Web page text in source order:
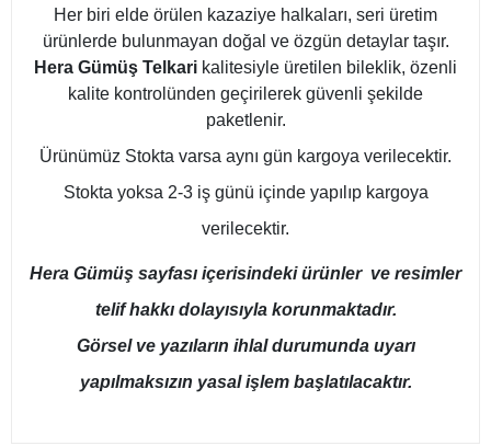
Her biri elde örülen kazaziye halkaları, seri üretim
ürünlerde bulunmayan doğal ve özgün detaylar taşır.
Hera Gümüş Telkari kalitesiyle üretilen bileklik, özenli
kalite kontrolünden geçirilerek güvenli şekilde
paketlenir.
Ürünümüz Stokta varsa aynı gün kargoya verilecektir.
Stokta yoksa 2-3 iş günü içinde yapılıp kargoya
verilecektir.
Hera Gümüş sayfası içerisindeki ürünler ve resimler
telif hakkı dolayısıyla korunmaktadır.
Görsel ve yazıların ihlal durumunda uyarı
yapılmaksızın yasal işlem başlatılacaktır.